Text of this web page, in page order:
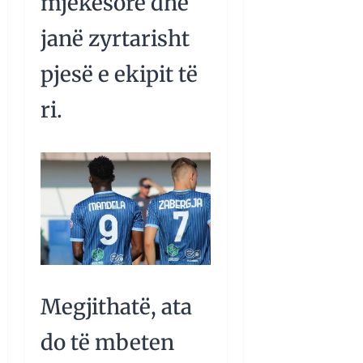
janë zyrtarisht
pjesë e ekipit të
ri.
Megjithatë, ata
do të mbeten